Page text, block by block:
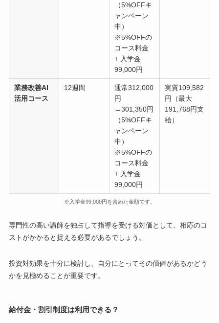
（5%OFFキ
ャンペーン
中）
※5%OFFの
コース料金
+ 入学金
99,000円
業務改善AI
活用コース
12週間
通常312,000
円
→301,350円
（5%OFFキ
ャンペーン
中）
※5%OFFの
コース料金
+ 入学金
99,000円
実質109,582
円（最大
191,768円支
給）
※入学金99,000円を含めた金額です。
専門性の高い講師を独占して指導を受ける対価として、相応のコ
ストがかかると捉える必要があるでしょう。
投資対効果を十分に検討し、自分にとってその価値があるかどう
かを見極めることが重要です。
給付金・割引制度は利用できる？